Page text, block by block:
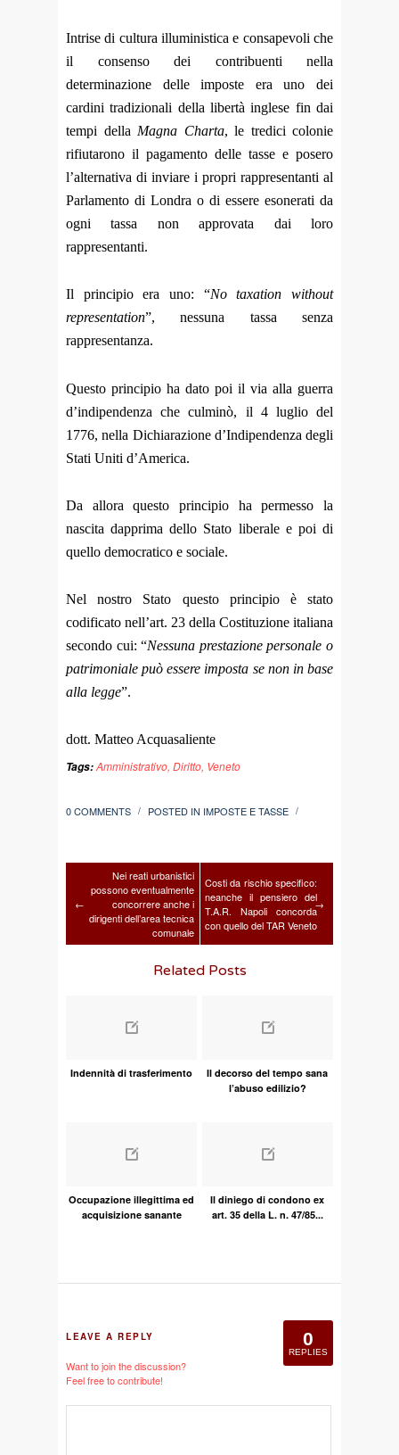
Intrise di cultura illuministica e consapevoli che
il consenso dei contribuenti nella
determinazione delle imposte era uno dei
cardini tradizionali della libertà inglese fin dai
tempi della Magna Charta, le tredici colonie
rifiutarono il pagamento delle tasse e posero
l’alternativa di inviare i propri rappresentanti al
Parlamento di Londra o di essere esonerati da
ogni tassa non approvata dai loro
rappresentanti.
Il principio era uno: “No taxation without
representation”, nessuna tassa senza
rappresentanza.
Questo principio ha dato poi il via alla guerra
d’indipendenza che culminò, il 4 luglio del
1776, nella Dichiarazione d’Indipendenza degli
Stati Uniti d’America.
Da allora questo principio ha permesso la
nascita dapprima dello Stato liberale e poi di
quello democratico e sociale.
Nel nostro Stato questo principio è stato
codificato nell’art. 23 della Costituzione italiana
secondo cui: “Nessuna prestazione personale o
patrimoniale può essere imposta se non in base
alla legge”.
dott. Matteo Acquasaliente
Tags:Amministrativo, Diritto, Veneto
0 COMMENTS / POSTED IN IMPOSTE E TASSE /
←
Nei reati urbanistici
possono eventualmente
concorrere anche i
dirigenti dell’area tecnica
comunale
Costi da rischio specifico:
neanche il pensiero del
T.A.R. Napoli concorda
con quello del TAR Veneto
→
Related Posts
Indennità di trasferimento
Il decorso del tempo sana
l’abuso edilizio?
Occupazione illegittima ed
acquisizione sanante
Il diniego di condono ex
art. 35 della L. n. 47/85...
0
REPLIES
LEAVE A REPLY
Want to join the discussion?
Feel free to contribute!